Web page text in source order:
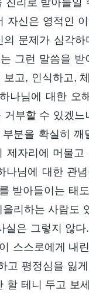
리로 받아들일
신은 영적인
문제가 심각
그런 말씀을
고, 인식하고,
나님에 대한 오
부할 수 있겠
분을 확실히
자리에 머물
나님에 대한 관
받아들이는 태
리하는 사람도
은 그렇지 않
스스로에게 내
고 평정심을 잃
테니 두고 보